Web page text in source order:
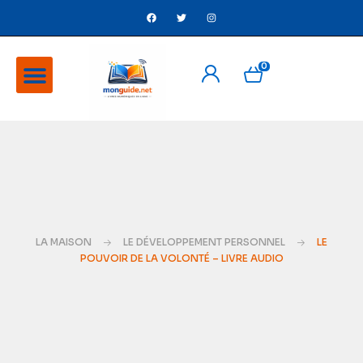
0
LA MAISON LE DÉVELOPPEMENT PERSONNEL
LE
POUVOIR DE LA VOLONTÉ – LIVRE AUDIO